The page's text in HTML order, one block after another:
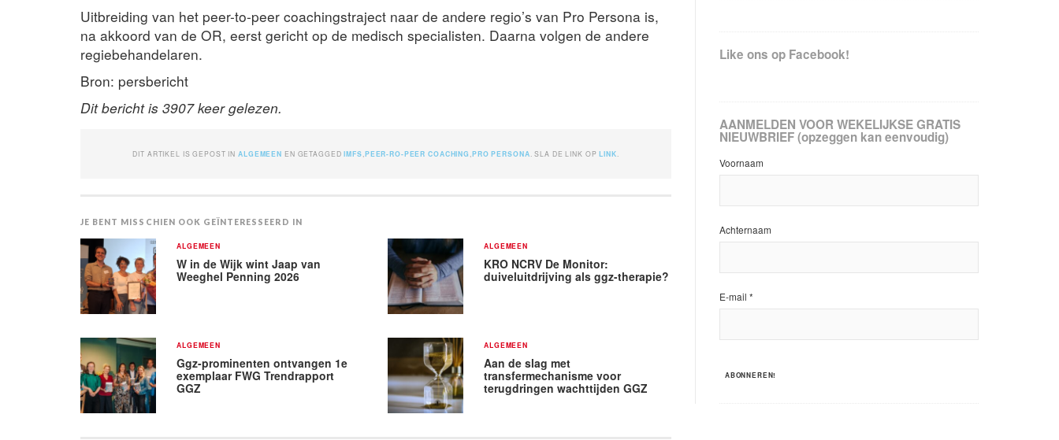
Uitbreiding van het peer-to-peer coachingstraject naar de andere regio’s van Pro Persona is,
na akkoord van de OR, eerst gericht op de medisch specialisten. Daarna volgen de andere
regiebehandelaren.
Bron: persbericht
Dit bericht is 3907 keer gelezen.
DIT ARTIKEL IS GEPOST INALGEMEEN EN GETAGGEDIMFS PEER-RO-PEER COACHING PRO PERSONA . SLA DE LINK OPLINK
JE BENT MISSCHIEN OOK GEÏNTERESSEERD IN
ALGEMEEN
W in de Wijk wint Jaap van
Weeghel Penning 2026
ALGEMEEN
KRO NCRV De Monitor:
duiveluitdrijving als ggz-therapie?
ALGEMEEN
Ggz-prominenten ontvangen 1e
exemplaar FWG Trendrapport
GGZ
ALGEMEEN
Aan de slag met
transfermechanisme voor
terugdringen wachttijden GGZ
Like ons op Facebook!
AANMELDEN VOOR WEKELIJKSE GRATIS
NIEUWBRIEF (opzeggen kan eenvoudig)
Voornaam
Achternaam
E-mail *